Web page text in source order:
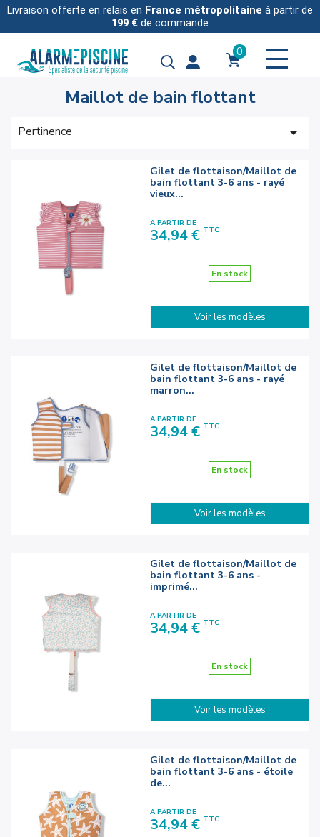
Livraison offerte en relais en France métropolitaine à partir de
199 € de commande
0
Maillot de bain flottant
Pertinence 
A PARTIR DE
Prix
34,94 € TTC
Gilet de flottaison/Maillot de
bain flottant 3-6 ans - rayé
vieux...
En stock
Voir les modèles
A PARTIR DE
Prix
34,94 € TTC
Gilet de flottaison/Maillot de
bain flottant 3-6 ans - rayé
marron...
En stock
Voir les modèles
A PARTIR DE
Prix
34,94 € TTC
Gilet de flottaison/Maillot de
bain flottant 3-6 ans -
imprimé...
En stock
Voir les modèles
A PARTIR DE
Prix
34,94 € TTC
Gilet de flottaison/Maillot de
bain flottant 3-6 ans - étoile
de...